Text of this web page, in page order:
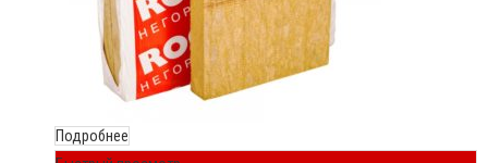
Подробнее